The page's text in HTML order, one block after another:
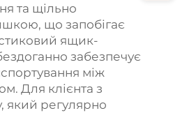
та щільно
що запобігає
ящик-
забезпечує
між
Для клієнта з
який регулярно